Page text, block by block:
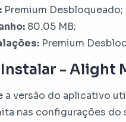
Premium Desbloqueado;
80.05 MB;
Premium
- Alight
a versão do aplicativo
nas configurações